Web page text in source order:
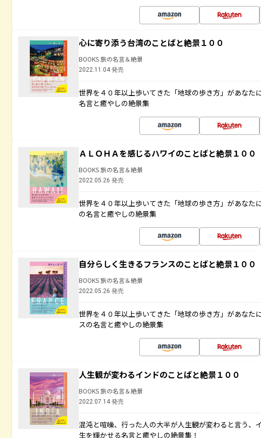
心に寄り添う台湾のことばと絶景１００
BOOKS 旅の名言＆絶景
2022.11.04 発売
世界を４０年以上歩いてきた「地球の歩き方」があなた
名言と癒やしの絶景集
ＡＬＯＨＡを感じるハワイのことばと絶景１００
BOOKS 旅の名言＆絶景
2022.05.26 発売
世界を４０年以上歩いてきた「地球の歩き方」があなた
の名言と癒やしの絶景集
自分らしく生きるフランスのことばと絶景１００
BOOKS 旅の名言＆絶景
2022.05.26 発売
世界を４０年以上歩いてきた「地球の歩き方」があなた
スの名言と癒やしの絶景集
人生観が変わるインドのことばと絶景１００
BOOKS 旅の名言＆絶景
2022.07.14 発売
混沌と喧噪、行った人の大半が人生観が変わると言う、
生を輝かせる名言と癒やしの絶景集！